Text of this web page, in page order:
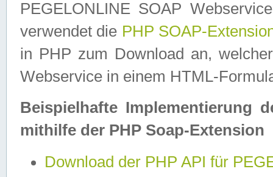
PEGELONLINE SOAP
verwendet die PHP SOAP-
in PHP zum Download an,
Webservice in einem HTML-
Beispielhafte Implementierung
mithilfe der PHP Soap-Extension
Download der PHP API für